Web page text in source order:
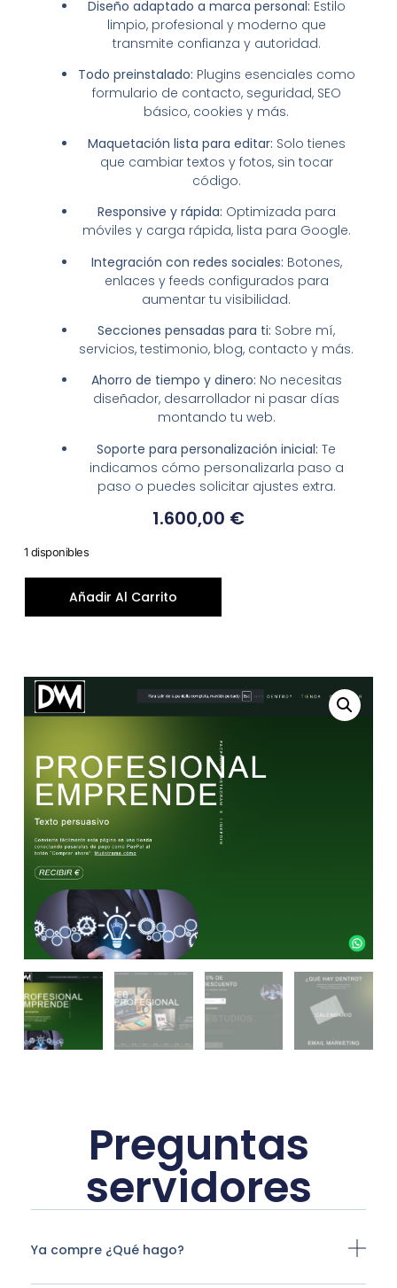
Diseño adaptado a marca personal: Estilo
limpio, profesional y moderno que
transmite confianza y autoridad.
Todo preinstalado: Plugins esenciales como
formulario de contacto, seguridad, SEO
básico, cookies y más.
Maquetación lista para editar: Solo tienes
que cambiar textos y fotos, sin tocar
código.
Responsive y rápida: Optimizada para
móviles y carga rápida, lista para Google.
Integración con redes sociales: Botones,
enlaces y feeds configurados para
aumentar tu visibilidad.
Secciones pensadas para ti: Sobre mí,
servicios, testimonio, blog, contacto y más.
Ahorro de tiempo y dinero: No necesitas
diseñador, desarrollador ni pasar días
montando tu web.
Soporte para personalización inicial: Te
indicamos cómo personalizarla paso a
paso o puedes solicitar ajustes extra.
1.600,00 €
1 disponibles
Añadir Al Carrito
Preguntas
servidores
Ya compre ¿Qué hago?